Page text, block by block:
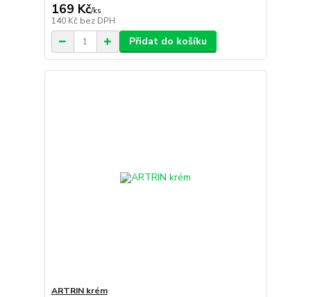
169 Kč/ks
140 Kč bez DPH
Přidat do košíku
ARTRIN krém